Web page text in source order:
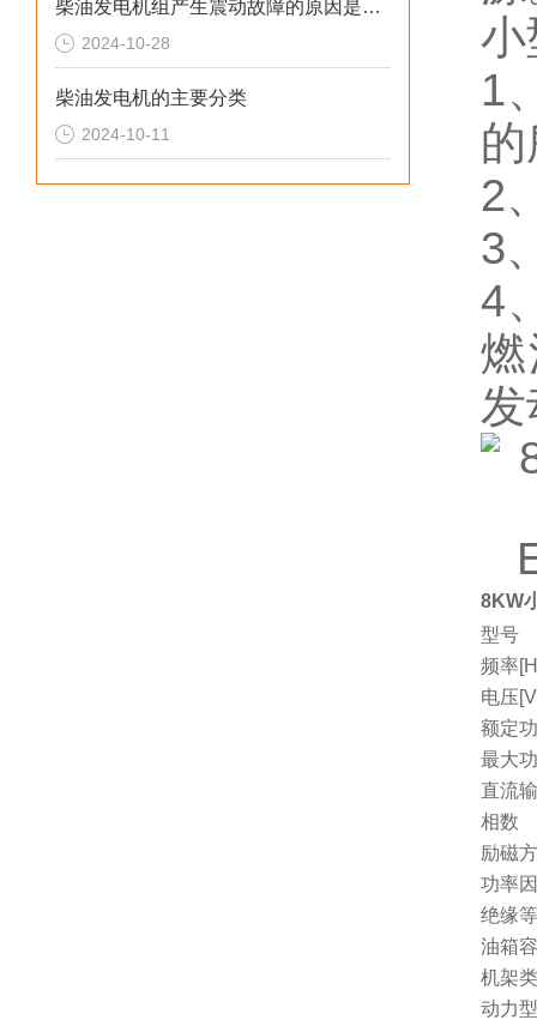
柴油发电机组产生震动故障的原因是什么？
2024-10-28
柴油发电机的主要分类
2024-10-11
小
1
2
3
4
8KW
型号
频率
电压
额定
最大
直流
相数
励磁
功率
绝缘
油箱
机架
动力